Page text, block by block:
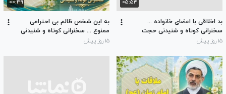
۰۵:۵۴
بد اخلاقی با اعضای خانواده ...
سخنرانی کوتاه و شنیدنی حجت
الاسلام حسینی قمی
۱۵ روز پیش
۰۰:۳۹
به این شخص ظالم بی احترامی
ممنوع ... سخنرانی کوتاه و شنیدنی
حجت الاسلام رفیعی
۱۵ روز پیش